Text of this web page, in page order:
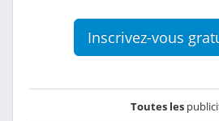
Inscrivez-vous
Toutes les